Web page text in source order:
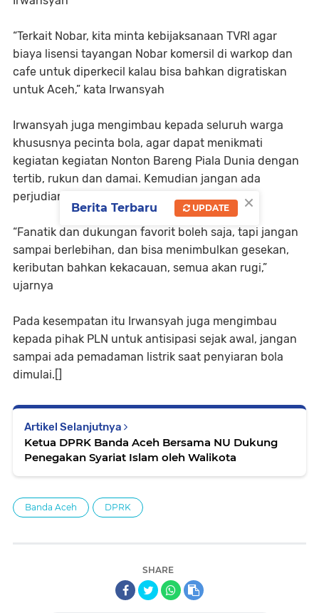
“Terkait Nobar, kita minta kebijaksanaan TVRI agar
biaya lisensi tayangan Nobar komersil di warkop dan
cafe untuk diperkecil kalau bisa bahkan digratiskan
untuk Aceh,” kata Irwansyah
Irwansyah juga mengimbau kepada seluruh warga
khususnya pecinta bola, agar dapat menikmati
kegiatan kegiatan Nonton Bareng Piala Dunia dengan
tertib, rukun dan damai. Kemudian jangan ada
perjudian
“Fanatik dan dukungan favorit boleh saja, tapi jangan
sampai berlebihan, dan bisa menimbulkan gesekan,
keributan bahkan kekacauan, semua akan rugi,”
ujarnya
Pada kesempatan itu Irwansyah juga mengimbau
kepada pihak PLN untuk antisipasi sejak awal, jangan
sampai ada pemadaman listrik saat penyiaran bola
dimulai.[]
Artikel Selanjutnya
Ketua DPRK Banda Aceh Bersama NU Dukung
Penegakan Syariat Islam oleh Walikota
Banda Aceh DPRK
SHARE
×
Berita Terbaru UPDATE